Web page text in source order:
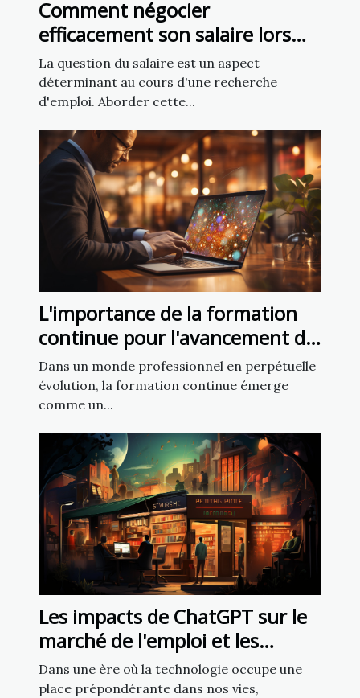
Comment négocier
efficacement son salaire lors
d'un entretien d'embauche
La question du salaire est un aspect
déterminant au cours d'une recherche
d'emploi. Aborder cette...
L'importance de la formation
continue pour l'avancement de
votre carrière
Dans un monde professionnel en perpétuelle
évolution, la formation continue émerge
comme un...
Les impacts de ChatGPT sur le
marché de l'emploi et les
compétences futures
Dans une ère où la technologie occupe une
place prépondérante dans nos vies,